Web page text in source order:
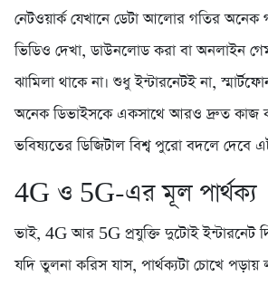
নেটওয়ার্ক যেখানে ডেটা আলোর গতির
ভিডিও দেখা, ডাউনলোড করা বা অনলাইন
ঝামিলা থাকে না। শুধু ইন্টারনেটই না,
অনেক ডিভাইসকে একসাথে আরও দ্রুত কাজ
ভবিষ্যতের ডিজিটাল বিশ্ব পুরো বদলে দেবে
4G ও 5G-এর মূল পার্থক্য
ভাই, 4G আর 5G প্রযুক্তি দুটোই ইন্টারনেট
যদি তুলনা করিস যাস, পার্থক্যটা চোখে পড়ায়